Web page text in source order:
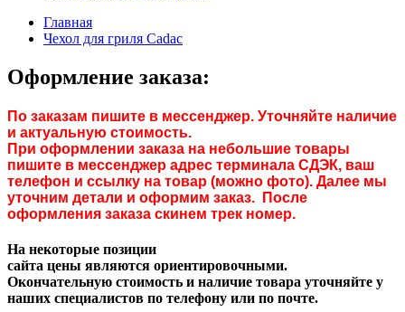
Главная
Чехол для гриля Cadac
Оформление заказа:
По заказам пишите в мессенджер. Уточняйте наличие
и актуальную стоимость.
При оформлении заказа на небольшие товары
пишите в мессенджер адрес терминала СДЭК, ваш
телефон и ссылку на товар (можно фото). Далее мы
уточним детали и оформим заказ. После
оформления заказа скинем трек номер.
На некоторые позиции
сайта цены являются ориентировочными.
Окончательную стоимость и наличие товара уточняйте у
наших специалистов по телефону или по почте.